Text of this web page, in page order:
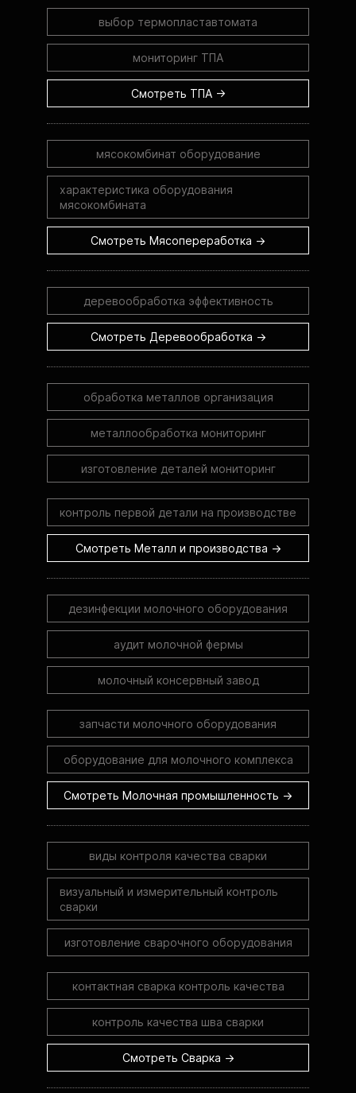
выбор термопластавтомата
мониторинг ТПА
Смотреть ТПА →
мясокомбинат оборудование
характеристика оборудования
мясокомбината
Смотреть Мясопереработка →
деревообработка эффективность
Смотреть Деревообработка →
обработка металлов организация
металлообработка мониторинг
изготовление деталей мониторинг
контроль первой детали на производстве
Смотреть Металл и производства →
дезинфекции молочного оборудования
аудит молочной фермы
молочный консервный завод
запчасти молочного оборудования
оборудование для молочного комплекса
Смотреть Молочная промышленность →
виды контроля качества сварки
визуальный и измерительный контроль
сварки
изготовление сварочного оборудования
контактная сварка контроль качества
контроль качества шва сварки
Смотреть Сварка →